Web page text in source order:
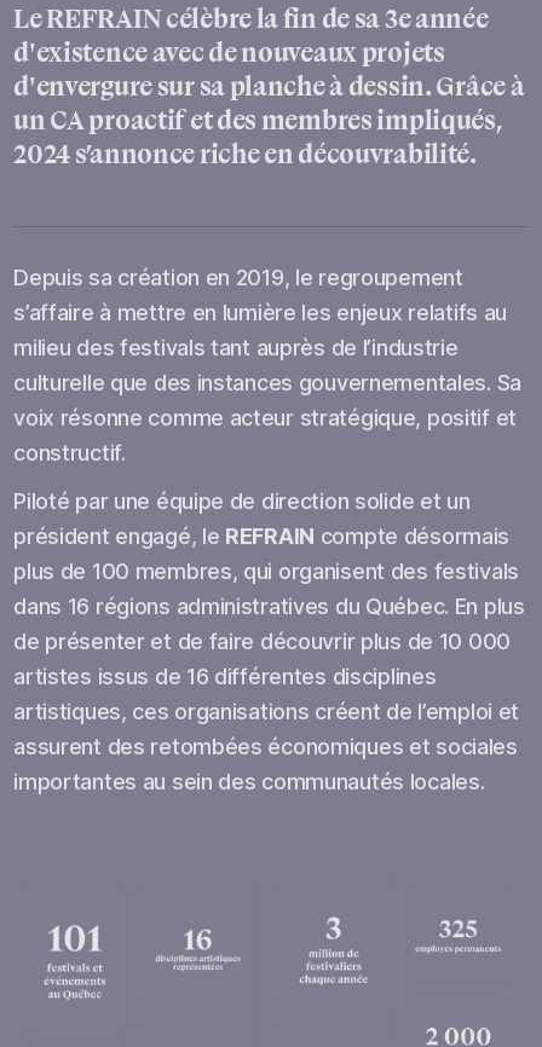
Le REFRAIN célèbre la fin de sa 3e année
d'existence avec de nouveaux projets
d'envergure sur sa planche à dessin. Grâce à
un CA proactif et des membres impliqués,
2024 s’annonce riche en découvrabilité.
Depuis sa création en 2019, le regroupement
s’affaire à mettre en lumière les enjeux relatifs au
milieu des festivals tant auprès de l’industrie
culturelle que des instances gouvernementales. Sa
voix résonne comme acteur stratégique, positif et
constructif.
Piloté par une équipe de direction solide et un
président engagé, le REFRAIN compte désormais
plus de 100 membres, qui organisent des festivals
dans 16 régions administratives du Québec. En plus
de présenter et de faire découvrir plus de 10 000
artistes issus de 16 différentes disciplines
artistiques, ces organisations créent de l’emploi et
assurent des retombées économiques et sociales
importantes au sein des communautés locales.